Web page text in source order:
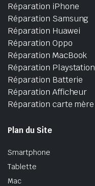
Réparation iPhone
Réparation Samsung
Réparation Huawei
Réparation Oppo
Réparation MacBook
Réparation Playstation
Réparation Batterie
Réparation Afficheur
Réparation carte mère
Plan du Site
Smartphone
Tablette
Mac